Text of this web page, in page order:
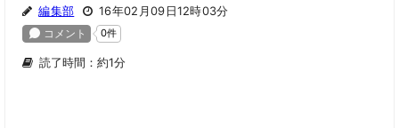
編集部 16年02月09日12時03分
読了時間：約1分